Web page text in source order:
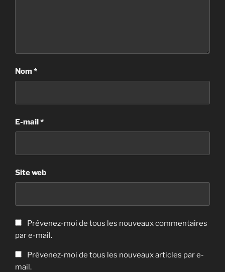
Nom*
E-mail*
Site web
Prévenez-moi de tous les nouveaux commentaires
par e-mail.
Prévenez-moi de tous les nouveaux articles par e-
mail.